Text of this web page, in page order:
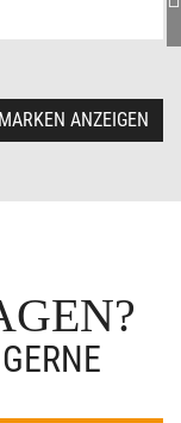
ANZEIGEN